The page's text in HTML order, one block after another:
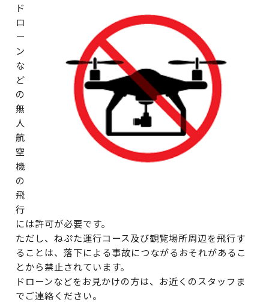
ド
ロ
ー
ン
な
ど
の
無
人
航
空
機
の
飛
行
には許可が必要です。
ただし、ねぷた運行コース及び観覧場所周辺を飛行す
ることは、落下による事故につながるおそれがあるこ
とから禁止されています。
ドローンなどをお見かけの方は、お近くのスタッフま
でご連絡ください。